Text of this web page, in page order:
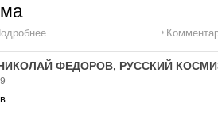
НИКОЛАЙ ФЕДОРОВ, РУССКИЙ